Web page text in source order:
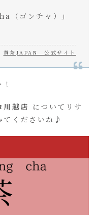
（ゴンチャ）」
貢茶JAPAN 公式サイト
川越店 についてリサ
てくださいね♪